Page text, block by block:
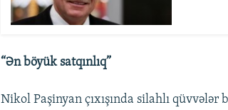
“Ən böyük satqınlıq”
Nikol Paşinyan çıxışında silahlı qüvvələr